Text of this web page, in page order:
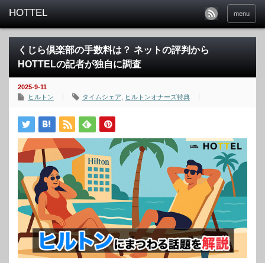
menu
くじら倶楽部の手数料は？ ネットの評判から
HOTTELの記者が独自に調査
2025-9-11
ヒルトン
タイムシェア ヒルトンオナーズ特典